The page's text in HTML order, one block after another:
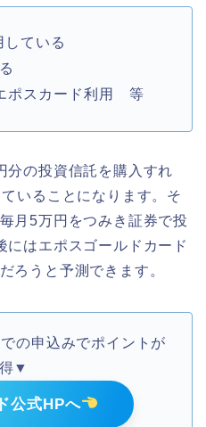
している
ポスカード利用 等
分の投資信託を購入すれ
いることになります。そ
月5万円をつみき証券で投
にはエポスゴールドカード
ろうと予測できます。
の申込みでポイントが
▼
公式HPへ